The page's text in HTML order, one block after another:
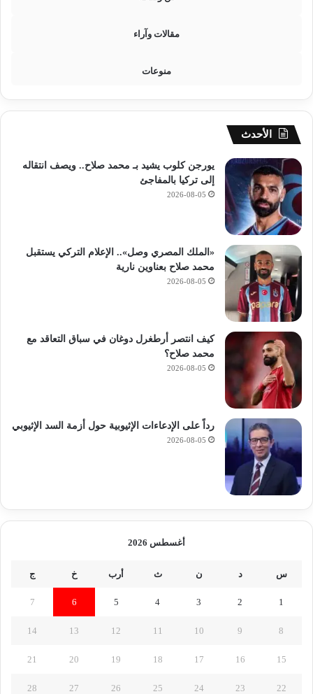
مقالات وآراء
منوعات
الأحدث
يورجن كلوب يشيد بـ محمد صلاح.. ويصف انتقاله
إلى تركيا بالمفاجئ
2026-08-05
«الملك المصري وصل».. الإعلام التركي يستقبل
محمد صلاح بعناوين نارية
2026-08-05
كيف انتصر أرطغرل دوغان في سباق التعاقد مع
محمد صلاح؟
2026-08-05
رداً على الإدعاءات الإثيوبية حول أزمة السد الإثيوبي
2026-08-05
أغسطس 2026
س د ن ث أرب خ ج
1
2
3
4
5
6
7
8
9
10
11
12
13
14
15
16
17
18
19
20
21
22
23
24
25
26
27
28